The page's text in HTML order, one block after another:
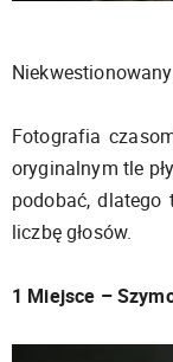
Fotografia
oryginalnym tle
podobać, dlatego
liczbę głosów.
1 Miejsce –